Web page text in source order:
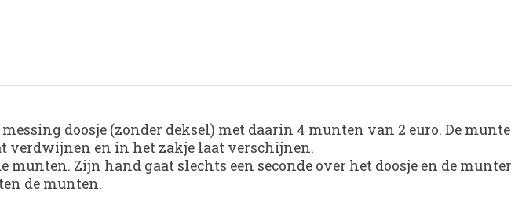
doosje (zonder deksel) met daarin 4 munten van 2 euro. De
verdwijnen en in het zakje laat verschijnen.
munten. Zijn hand gaat slechts een seconde over het doosje en de
de munten.